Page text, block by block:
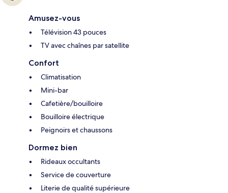
Amusez-vous
Télévision 43 pouces
TV avec chaînes par satellite
Confort
Climatisation
Mini-bar
Cafetière/bouilloire
Bouilloire électrique
Peignoirs et chaussons
Dormez bien
Rideaux occultants
Service de couverture
Literie de qualité supérieure